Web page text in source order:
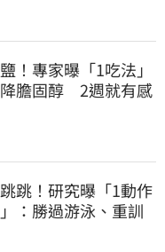
！專家曝「1吃法」
膽固醇 2週就有感
跳！研究曝「1動作
：勝過游泳、重訓